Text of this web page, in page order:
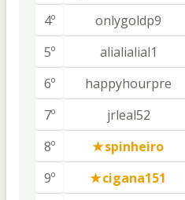
4º
onlygoldp9
5º
alialialial1
6º
happyhourpre
7º
jrleal52
8º
spinheiro
9º
cigana151